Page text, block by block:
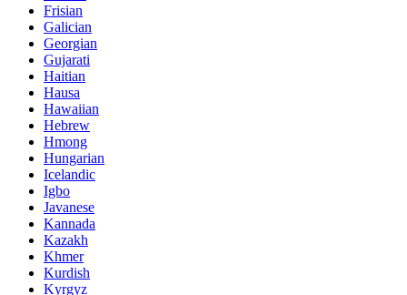
Frisian
Galician
Georgian
Gujarati
Haitian
Hausa
Hawaiian
Hebrew
Hmong
Hungarian
Icelandic
Igbo
Javanese
Kannada
Kazakh
Khmer
Kurdish
Kyrgyz